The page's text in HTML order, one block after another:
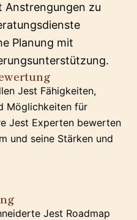
Anstrengungen zu
Planung mit
Jest Fähigkeiten,
Möglichkeiten für
Jest Experten bewerten
und seine Stärken und
Jest Roadmap